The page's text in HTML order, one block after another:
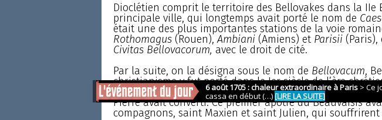
Dioclétien comprit le territoire des Bellovakes dans la IIe
principale ville, qui longtemps avait porté le nom de
était une des plus importantes stations de la voie
Rothomagus(Rouen),Ambiani(Amiens) et Parisii(Paris),
Civitas Bellovacorum, avec le droit de cité.
Par la suite, on la désigna sous le nom de Bellovacum,
christianisme y fut porté dans le Ier siècle de l’ère
Lucien, fils, disait-on, d’un sénateur romain du nom de
Pierre avait converti. Ce premier apôtre du Beauvaisis
compagnons, saint Maxien et saint Julien, qui